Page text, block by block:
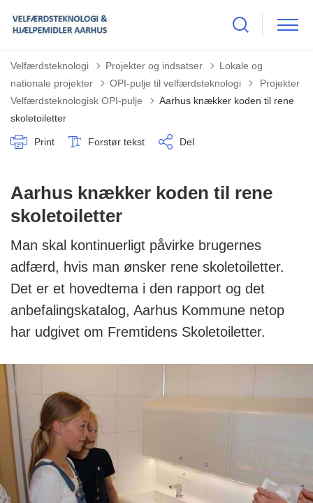
Velfærdsteknologi Projekter og indsatser
Lokale og
nationale projekter
OPI-pulje til velfærdsteknologi Tilbage til
Projekter
Velfærdsteknologisk OPI-pulje
Aarhus knækker koden til rene
skoletoiletter
Print Forstør tekst Del
Aarhus knækker koden til rene
skoletoiletter
Man skal kontinuerligt påvirke brugernes
adfærd, hvis man ønsker rene skoletoiletter.
Det er et hovedtema i den rapport og det
anbefalingskatalog, Aarhus Kommune netop
har udgivet om Fremtidens Skoletoiletter.